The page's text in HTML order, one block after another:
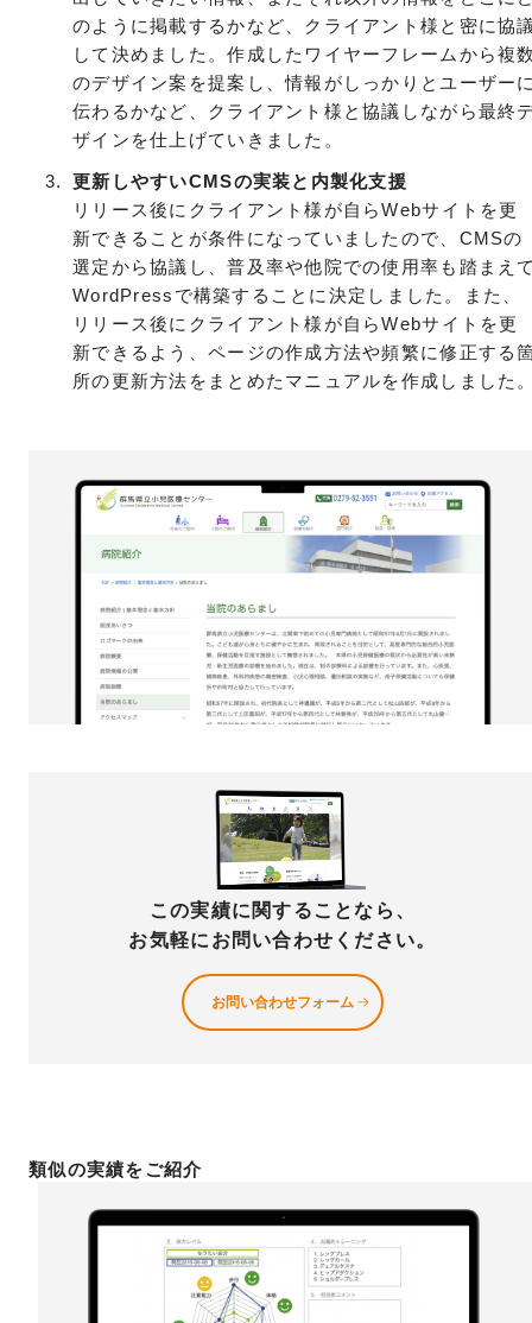
のように掲載するかなど、クライアント様と密に協
して決めました。作成したワイヤーフレームから複
のデザイン案を提案し、情報がしっかりとユーザー
伝わるかなど、クライアント様と協議しながら最終
ザインを仕上げていきました。
更新しやすいCMSの実装と内製化支援
リリース後にクライアント様が自らWebサイトを更
新できることが条件になっていましたので、CMSの
選定から協議し、普及率や他院での使用率も踏まえ
WordPressで構築することに決定しました。また、
リリース後にクライアント様が自らWebサイトを更
新できるよう、ページの作成方法や頻繁に修正する
所の更新方法をまとめたマニュアルを作成しました
この実績に関することなら、
お気軽にお問い合わせください。
お問い合わせフォーム
類似の実績をご紹介